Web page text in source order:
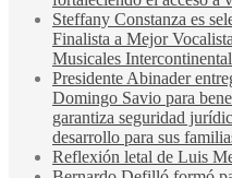
Steffany Constanza es
Finalista a Mejor
Musicales
Presidente Abinader
Domingo Savio para
garantiza seguridad
desarrollo para sus
Reflexión letal de Luis